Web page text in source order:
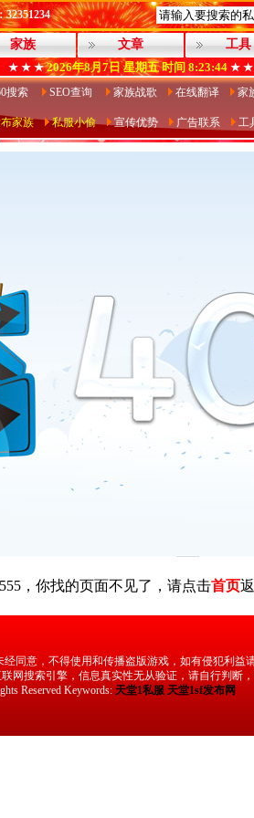
32351234
家族 文章 工具
★ ★ ★2026年8月7日星期五时间 8:23:44 ★
搜索 SEO查询 家族战歌 在线翻译 家
家族 私服小偷 宣传优势 广告联系 工
555，你找的页面不见了，请点击首页
同意，不得使用和传播盗版游戏，如有侵犯利益
网搜索引擎，信息真实性无从验证，请自行判断
Reserved Keywords: 天堂1私服 天堂1sf发布网